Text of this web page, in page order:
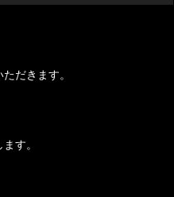
だきます。
す。